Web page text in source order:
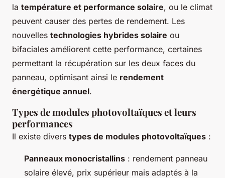
la température et performance solaire, ou le climat
peuvent causer des pertes de rendement. Les
nouvelles technologies hybrides solaire ou
bifaciales améliorent cette performance, certaines
permettant la récupération sur les deux faces du
panneau, optimisant ainsi le rendement
énergétique annuel.
Types de modules photovoltaïques et leurs
performances
Il existe divers types de modules photovoltaïques :
Panneaux monocristallins : rendement panneau
solaire élevé, prix supérieur mais adaptés à la